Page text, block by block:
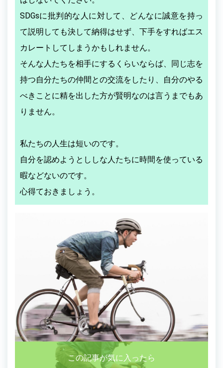
SDGsに批判的な人に対して、どんなに誠意を持っ
て説明しても決して納得はせず、下手をすればエス
カレートしてしまうかもしれません。
そんな人たちを相手にするくらいならば、同じ志を
持つ自分たちの仲間との交流をしたり、自分のやる
べきことに精を出した方が賢明なのは言うまでもあ
りません。
私たちの人生は短いのです。
自分を認めようとししな人たちに時間を使っている
暇などないのです。
心得ておきましょう。
この記事が気に入ったら